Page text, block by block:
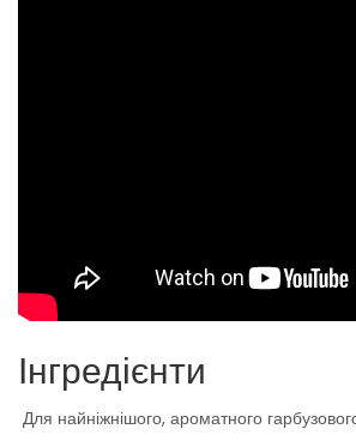
Інгредієнти
Для найніжнішого, ароматного